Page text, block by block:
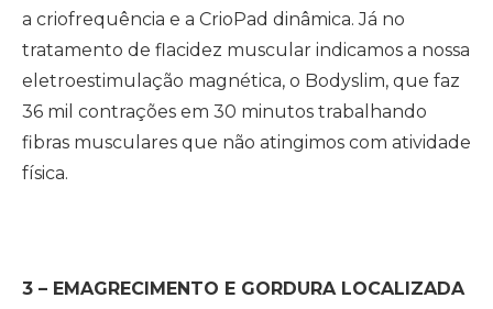
a criofrequência e a CrioPad dinâmica. Já no
tratamento de flacidez muscular indicamos a nossa
eletroestimulação magnética, o Bodyslim, que faz
36 mil contrações em 30 minutos trabalhando
fibras musculares que não atingimos com atividade
física.
3 – EMAGRECIMENTO E GORDURA LOCALIZADA